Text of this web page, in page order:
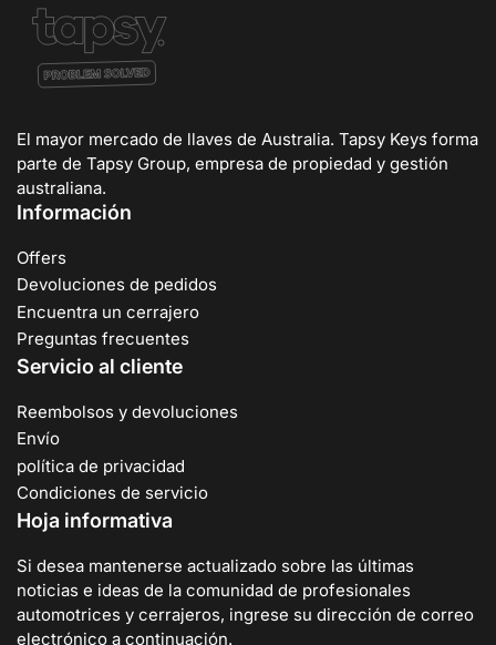
El mayor mercado de llaves de Australia. Tapsy Keys forma
parte de Tapsy Group, empresa de propiedad y gestión
australiana.
Información
Offers
Devoluciones de pedidos
Encuentra un cerrajero
Preguntas frecuentes
Servicio al cliente
Reembolsos y devoluciones
Envío
política de privacidad
Condiciones de servicio
Hoja informativa
Si desea mantenerse actualizado sobre las últimas
noticias e ideas de la comunidad de profesionales
automotrices y cerrajeros, ingrese su dirección de correo
electrónico a continuación.